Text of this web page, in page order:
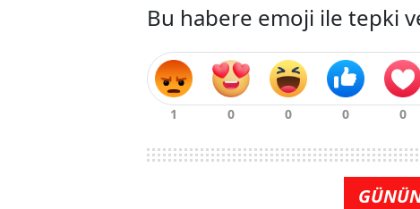
Bu habere emoji ile tepki